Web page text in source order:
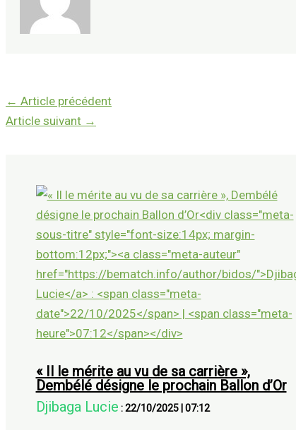
← Article précédent
Article suivant →
« Il le mérite au vu de sa carrière »,
Dembélé désigne le prochain Ballon d’Or
Djibaga Lucie :22/10/2025| 07:12